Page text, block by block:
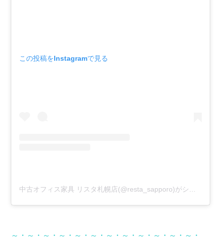
この投稿をInstagramで見る
～・～・～・～・～・～・～・～・～・～・～・～・